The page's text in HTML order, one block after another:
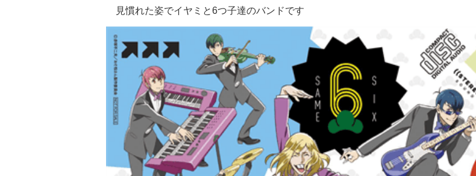
見慣れた姿でイヤミと6つ子達のバンドです